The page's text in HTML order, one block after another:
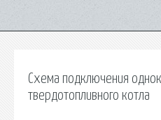
Схема подключения
твердотопливного котла